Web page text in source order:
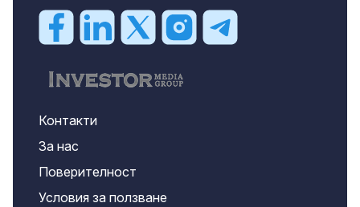
Контакти
За нас
Поверителност
Условия за ползване